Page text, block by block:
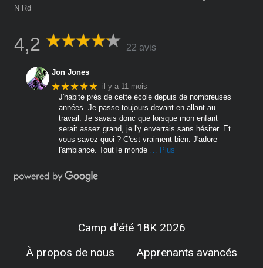
N Rd
4,2 22 avis
Jon Jones
★★★★★ il y a 11 mois
J'habite près de cette école depuis de nombreuses
années. Je passe toujours devant en allant au
travail. Je savais donc que lorsque mon enfant
serait assez grand, je l'y enverrais sans hésiter. Et
vous savez quoi ? C'est vraiment bien. J'adore
l'ambiance. Tout le monde
… Plus
Camp d'été 18K 2026
À propos de nous
Apprenants avancés